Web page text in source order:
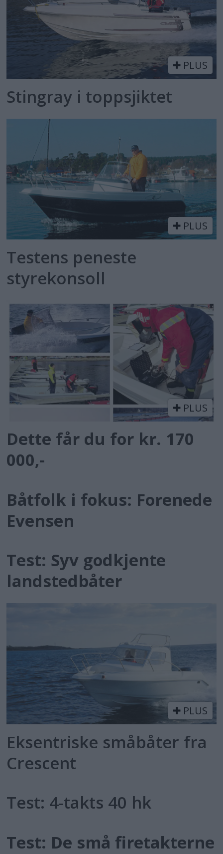
PLUS
Stingray i toppsjiktet
PLUS
Testens peneste
styrekonsoll
PLUS
Dette får du for kr. 170
000,-
Båtfolk i fokus: Forenede
Evensen
Test: Syv godkjente
landstedbåter
PLUS
Eksentriske småbåter fra
Crescent
Test: 4-takts 40 hk
Test: De små firetakterne